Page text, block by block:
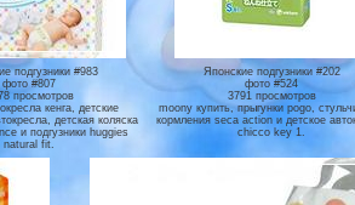
подгузники #983
фото #807
просмотров
кенга, детские
детская коляска
и подгузники huggies
natural fit.
Японские подгузники #202
фото #524
3791 просмотров
moony купить, прыгунки pogo,
кормления seca action и детское
chicco key 1.